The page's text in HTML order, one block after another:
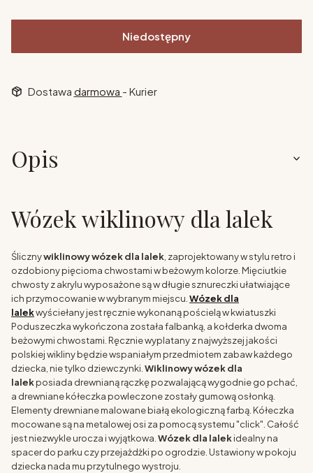
Niedostępny
Dostawa darmowa - Kurier
Opis
Wózek wiklinowy dla lalek
Ślicznywiklinowy wózek dla lalek, zaprojektowany w stylu retro i
ozdobiony pięcioma chwostami w beżowym kolorze. Mięciutkie
chwosty z akrylu wyposażone są w długie sznureczki ułatwiające
ich przymocowanie w wybranym miejscu.Wózek dla
lalekwyściełany jest ręcznie wykonaną pościelą w kwiatuszki
Poduszeczka wykończona została falbanką, a kołderka dwoma
beżowymi chwostami. Ręcznie wyplatany z najwyższej jakości
polskiej wikliny będzie wspaniałym przedmiotem zabaw każdego
dziecka, nie tylko dziewczynki.Wiklinowy wózek dla
lalekposiada drewnianą rączkę pozwalającą wygodnie go pchać,
a drewniane kółeczka powleczone zostały gumową osłonką.
Elementy drewniane malowane białą ekologiczną farbą. Kółeczka
mocowane są na metalowej osi za pomocą systemu "click". Całość
jest niezwykle urocza i wyjątkowa.Wózek dla lalekidealny na
spacer do parku czy przejażdżki po ogrodzie. Ustawiony w pokoju
dziecka nada mu przytulnego wystroju.